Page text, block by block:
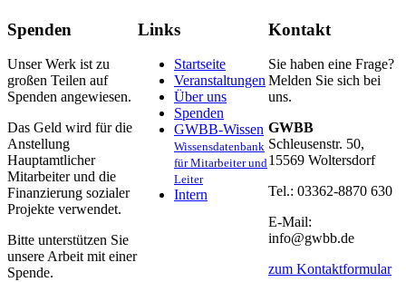
Spenden
Unser Werk ist zu
großen Teilen auf
Spenden angewiesen.
Das Geld wird für die
Anstellung
Hauptamtlicher
Mitarbeiter und die
Finanzierung sozialer
Projekte verwendet.
Bitte unterstützen Sie
unsere Arbeit mit einer
Spende.
Links
Startseite
Veranstaltungen
Über uns
Spenden
GWBB-Wissen
Wissensdatenbank
für Mitarbeiter und
Leiter
Intern
Kontakt
Sie haben eine Frage?
Melden Sie sich bei
uns.
GWBB
Schleusenstr. 50,
15569 Woltersdorf
Tel.: 03362-8870 630
E-Mail:
info@gwbb.de
zum Kontaktformular